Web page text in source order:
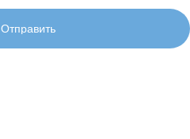
Отправить
+7 925 469-81-94